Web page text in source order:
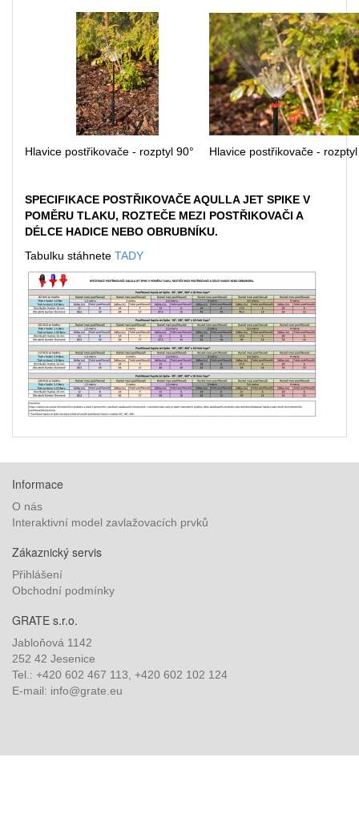
Hlavice postřikovače - rozptyl 90° Hlavice postřikovače - rozptyl
SPECIFIKACE POSTŘIKOVAČE AQULLA JET SPIKE V
POMĚRU TLAKU, ROZTEČE MEZI POSTŘIKOVAČI A
DÉLCE HADICE NEBO OBRUBNÍKU.
Tabulku stáhnete TADY
Informace
O nás
Interaktivní model zavlažovacích prvků
Zákaznický servis
Přihlášení
Obchodní podmínky
GRATE s.r.o.
Jabloňová 1142
252 42 Jesenice
Tel.: +420 602 467 113, +420 602 102 124
E-mail: info@grate.eu